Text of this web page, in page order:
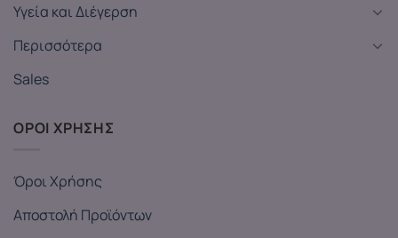
Υγεία και Διέγερση
Περισσότερα
Sales
ΟΡΟΙ ΧΡΗΣΗΣ
Όροι Χρήσης
Αποστολή Προϊόντων